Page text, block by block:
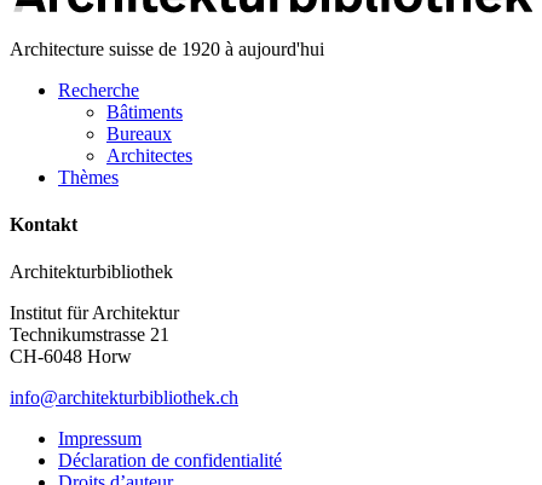
Architecture suisse de 1920 à aujourd'hui
Recherche
Bâtiments
Bureaux
Architectes
Thèmes
Kontakt
Architekturbibliothek
Institut für Architektur
Technikumstrasse 21
CH-6048 Horw
info@architekturbibliothek.ch
Impressum
Déclaration de confidentialité